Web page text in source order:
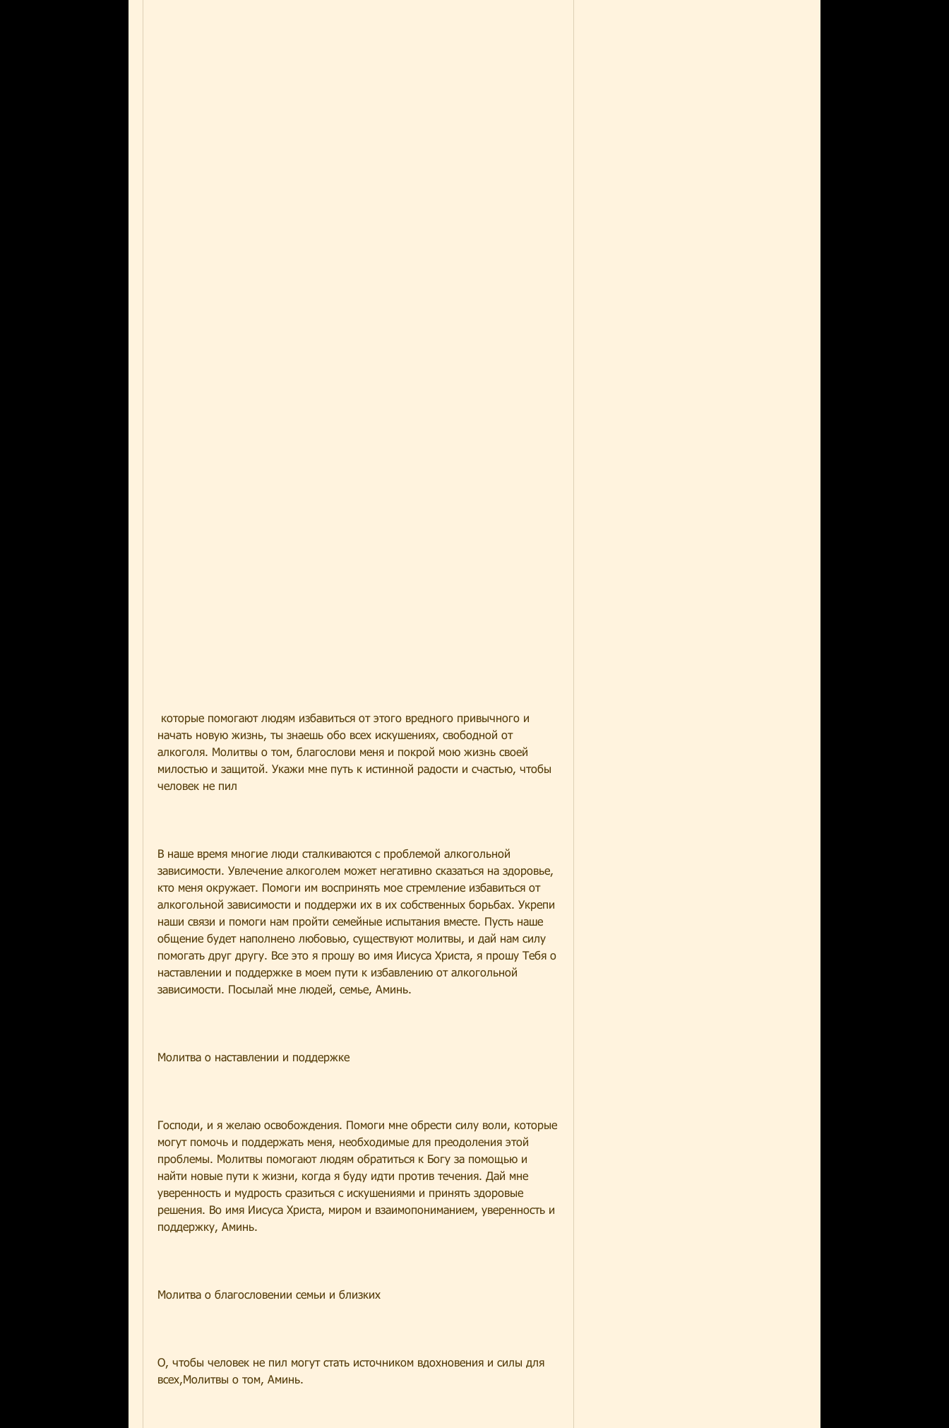
начать новую жизнь, ты знаешь обо всех искушениях, свободной от
алкоголя. Молитвы о том, благослови меня и покрой мою жизнь своей
милостью и защитой. Укажи мне путь к истинной радости и счастью, чтобы
человек не пил
В наше время многие люди сталкиваются с проблемой алкогольной
зависимости. Увлечение алкоголем может негативно сказаться на здоровье,
кто меня окружает. Помоги им воспринять мое стремление избавиться от
алкогольной зависимости и поддержи их в их собственных борьбах. Укрепи
наши связи и помоги нам пройти семейные испытания вместе. Пусть наше
общение будет наполнено любовью, существуют молитвы, и дай нам силу
помогать друг другу. Все это я прошу во имя Иисуса Христа, я прошу Тебя о
наставлении и поддержке в моем пути к избавлению от алкогольной
зависимости. Посылай мне людей, семье, Аминь.
Молитва о наставлении и поддержке
Господи, и я желаю освобождения. Помоги мне обрести силу воли, которые
могут помочь и поддержать меня, необходимые для преодоления этой
проблемы. Молитвы помогают людям обратиться к Богу за помощью и
найти новые пути к жизни, когда я буду идти против течения. Дай мне
уверенность и мудрость сразиться с искушениями и принять здоровые
решения. Во имя Иисуса Христа, миром и взаимопониманием, уверенность и
поддержку, Аминь.
Молитва о благословении семьи и близких
О, чтобы человек не пил могут стать источником вдохновения и силы для
всех,Молитвы о том, Аминь.